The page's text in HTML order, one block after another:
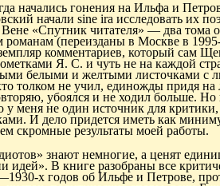
начались гонения на Ильфа и
начали sine ira исследовать их
«Спутник читателя» — два тома
романам (переизданы в Москве в
комментариев, который сам
Я. С. и чуть не на каждой
белыми и желтыми листочками с
толком не учил, единожды придя
убоялся и не ходил больше. Но
у меня не один источник для
И дело придется иметь как
скромные результаты моей работы.
» знают немногие, а ценят
идей». В книге разобраны все
х годов об Ильфе и Петрове,